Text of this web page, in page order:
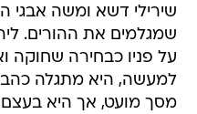
שירילי דשא ומשה אבגי
שמגלמים את ההורים.
על פניו כבחירה שחוקה
למעשה, היא מתגלה
מסך מועט, אך היא